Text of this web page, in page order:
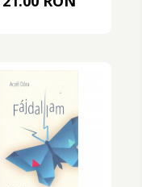
Az ács